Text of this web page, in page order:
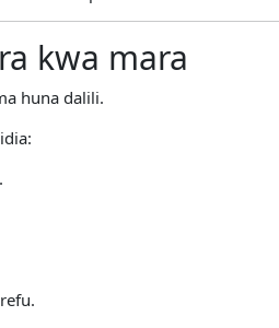
kwa mara
huna dalili.